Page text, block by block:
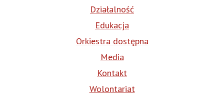
Działalność
Edukacja
Orkiestra dostępna
Media
Kontakt
Wolontariat